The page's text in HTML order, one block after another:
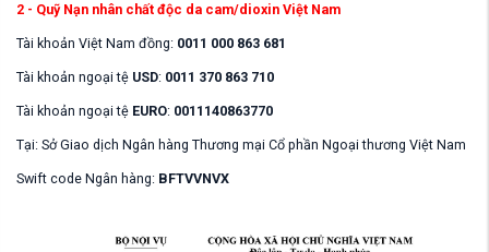
2 - Quỹ Nạn nhân chất độc da cam/dioxin Việt Nam
Tài khoản Việt Nam đồng: 0011 000 863 681
Tài khoản ngoại tệ USD: 0011 370 863 710
Tài khoản ngoại tệ EURO: 0011140863770
Tại: Sở Giao dịch Ngân hàng Thương mại Cổ phần Ngoại thương Việt Nam
Swift code Ngân hàng: BFTVVNVX